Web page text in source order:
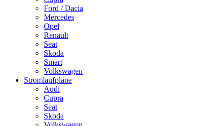
Ford / Dacia
Mercedes
Opel
Renault
Seat
Skoda
Smart
Volkswagen
Stromlaufpläne
Audi
Cupra
Seat
Skoda